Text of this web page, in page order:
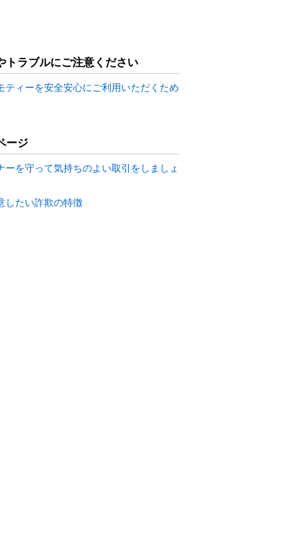
トラブルにご注意ください
ティーを安全安心にご利用いただくため
ージ
ーを守って気持ちのよい取引をしましょ
したい詐欺の特徴